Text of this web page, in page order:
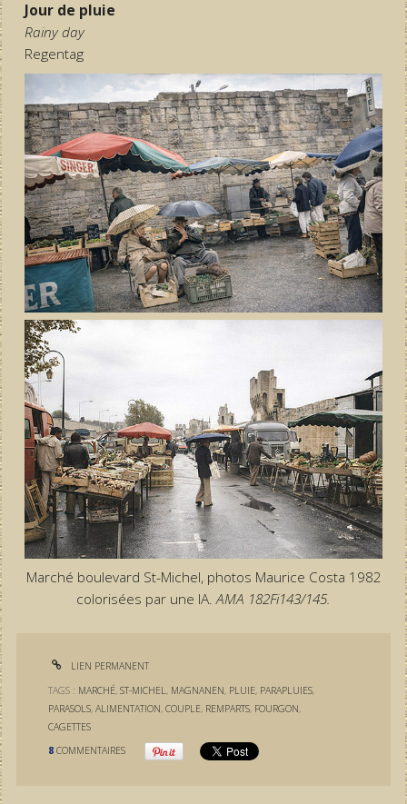
Jour de pluie
Rainy day
Regentag
Marché boulevard St-Michel, photos Maurice Costa 1982
colorisées par une IA.AMA 182Fi143/145.
LIEN PERMANENT
TAGS : MARCHÉ,ST-MICHEL , MAGNANEN, PLUIE, PARAPLUIES,
PARASOLS,ALIMENTATION,COUPLE, REMPARTS, FOURGON,
CAGETTES
8 COMMENTAIRES